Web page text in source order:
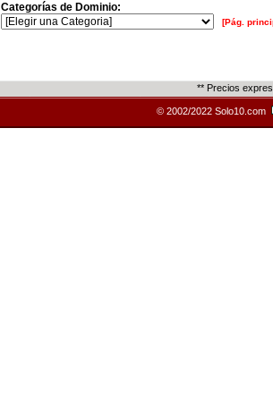
Categorías de Dominio:
[Pág.
** Precios
© 2002/2022 Solo10.com